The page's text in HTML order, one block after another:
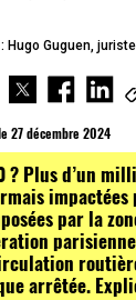
Hugo Guguen, juriste
27 décembre 2024
? Plus d’un
par la
arrêtée.